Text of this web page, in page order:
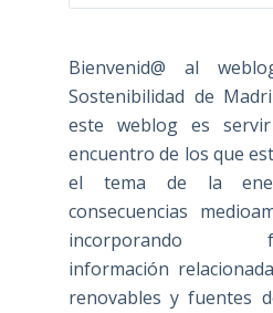
Bienvenid@ al
Sostenibilidad de
este weblog es
encuentro de los que
el tema de la
consecuencias
incorporando
información
renovables y fuentes